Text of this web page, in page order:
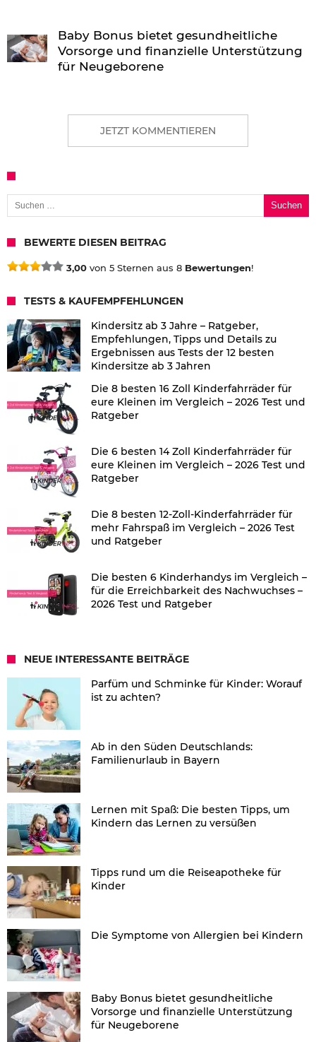
Baby Bonus bietet gesundheitliche
Vorsorge und finanzielle Unterstützung
für Neugeborene
JETZT KOMMENTIEREN
Suchen nach:
BEWERTE DIESEN BEITRAG
3,00 von 5 Sternen aus 8 Bewertungen!
TESTS & KAUFEMPFEHLUNGEN
Kindersitz ab 3 Jahre – Ratgeber,
Empfehlungen, Tipps und Details zu
Ergebnissen aus Tests der 12 besten
Kindersitze ab 3 Jahren
Die 8 besten 16 Zoll Kinderfahrräder für
eure Kleinen im Vergleich – 2026 Test und
Ratgeber
Die 6 besten 14 Zoll Kinderfahrräder für
eure Kleinen im Vergleich – 2026 Test und
Ratgeber
Die 8 besten 12-Zoll-Kinderfahrräder für
mehr Fahrspaß im Vergleich – 2026 Test
und Ratgeber
Die besten 6 Kinderhandys im Vergleich –
für die Erreichbarkeit des Nachwuchses –
2026 Test und Ratgeber
NEUE INTERESSANTE BEITRÄGE
Parfüm und Schminke für Kinder: Worauf
ist zu achten?
Ab in den Süden Deutschlands:
Familienurlaub in Bayern
Lernen mit Spaß: Die besten Tipps, um
Kindern das Lernen zu versüßen
Tipps rund um die Reiseapotheke für
Kinder
Die Symptome von Allergien bei Kindern
Baby Bonus bietet gesundheitliche
Vorsorge und finanzielle Unterstützung
für Neugeborene